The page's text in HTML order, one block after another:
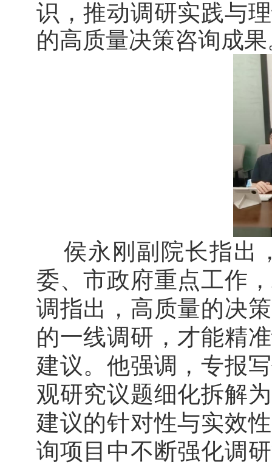
识，推动调研实践与
的高质量决策咨询成
侯永刚副院长指出
委、市政府重点工作
调指出，高质量的决
的一线调研，才能精
建议。他强调，专报
观研究议题细化拆解
建议的针对性与实效
询项目中不断强化调